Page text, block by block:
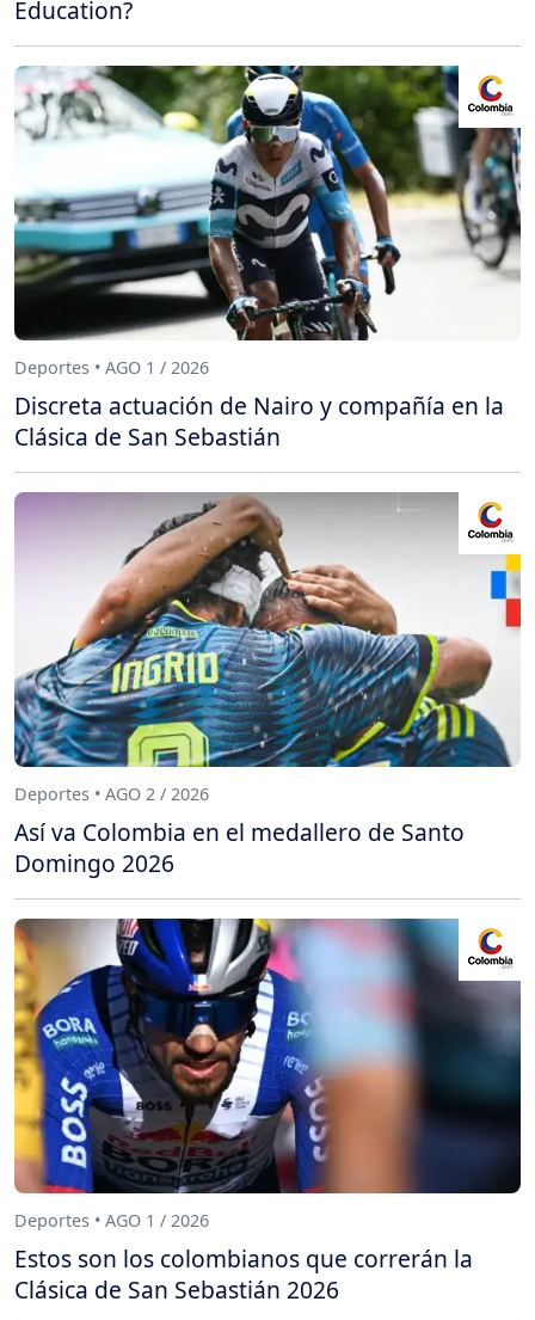
Education?
Deportes • AGO 1 / 2026
Discreta actuación de Nairo y compañía en la
Clásica de San Sebastián
Deportes • AGO 2 / 2026
Así va Colombia en el medallero de Santo
Domingo 2026
Deportes • AGO 1 / 2026
Estos son los colombianos que correrán la
Clásica de San Sebastián 2026